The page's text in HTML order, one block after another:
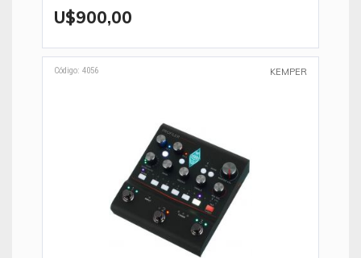
U$900,00
Código: 4056 KEMPER